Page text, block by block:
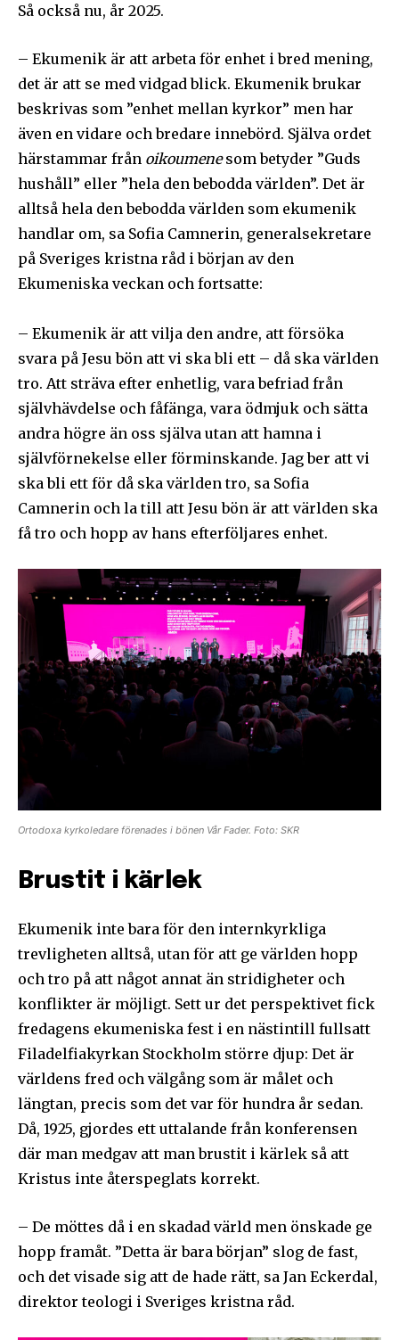
Så också nu, år 2025.
– Ekumenik är att arbeta för enhet i bred mening,
det är att se med vidgad blick. Ekumenik brukar
beskrivas som ”enhet mellan kyrkor” men har
även en vidare och bredare innebörd. Själva ordet
härstammar från oikoumenesom betyder ”Guds
hushåll” eller ”hela den bebodda världen”. Det är
alltså hela den bebodda världen som ekumenik
handlar om, sa Sofia Camnerin, generalsekretare
på Sveriges kristna råd i början av den
Ekumeniska veckan och fortsatte:
– Ekumenik är att vilja den andre, att försöka
svara på Jesu bön att vi ska bli ett – då ska världen
tro. Att sträva efter enhetlig, vara befriad från
självhävdelse och fåfänga, vara ödmjuk och sätta
andra högre än oss själva utan att hamna i
självförnekelse eller förminskande. Jag ber att vi
ska bli ett för då ska världen tro, sa Sofia
Camnerin och la till att Jesu bön är att världen ska
få tro och hopp av hans efterföljares enhet.
Ortodoxa kyrkoledare förenades i bönen Vår Fader. Foto: SKR
Brustit i kärlek
Ekumenik inte bara för den internkyrkliga
trevligheten alltså, utan för att ge världen hopp
och tro på att något annat än stridigheter och
konflikter är möjligt. Sett ur det perspektivet fick
fredagens ekumeniska fest i en nästintill fullsatt
Filadelfiakyrkan Stockholm större djup: Det är
världens fred och välgång som är målet och
längtan, precis som det var för hundra år sedan.
Då, 1925, gjordes ett uttalande från konferensen
där man medgav att man brustit i kärlek så att
Kristus inte återspeglats korrekt.
– De möttes då i en skadad värld men önskade ge
hopp framåt. ”Detta är bara början” slog de fast,
och det visade sig att de hade rätt, sa Jan Eckerdal,
direktor teologi i Sveriges kristna råd.